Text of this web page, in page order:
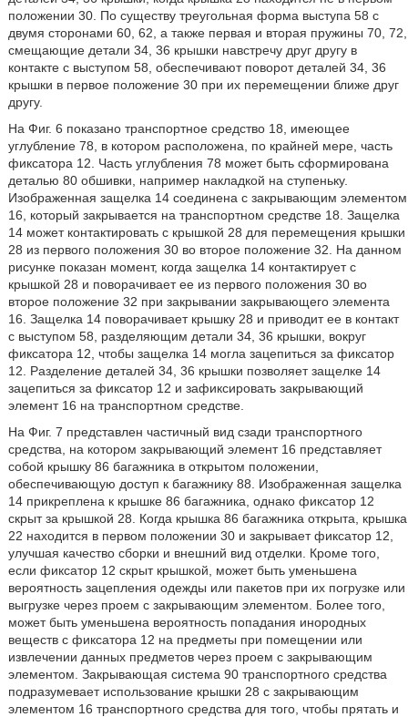
положении 30. По существу треугольная форма выступа 58 с
двумя сторонами 60, 62, а также первая и вторая пружины 70, 72,
смещающие детали 34, 36 крышки навстречу друг другу в
контакте с выступом 58, обеспечивают поворот деталей 34, 36
крышки в первое положение 30 при их перемещении ближе друг
другу.
На Фиг. 6 показано транспортное средство 18, имеющее
углубление 78, в котором расположена, по крайней мере, часть
фиксатора 12. Часть углубления 78 может быть сформирована
деталью 80 обшивки, например накладкой на ступеньку.
Изображенная защелка 14 соединена с закрывающим элементом
16, который закрывается на транспортном средстве 18. Защелка
14 может контактировать с крышкой 28 для перемещения крышки
28 из первого положения 30 во второе положение 32. На данном
рисунке показан момент, когда защелка 14 контактирует с
крышкой 28 и поворачивает ее из первого положения 30 во
второе положение 32 при закрывании закрывающего элемента
16. Защелка 14 поворачивает крышку 28 и приводит ее в контакт
с выступом 58, разделяющим детали 34, 36 крышки, вокруг
фиксатора 12, чтобы защелка 14 могла зацепиться за фиксатор
12. Разделение деталей 34, 36 крышки позволяет защелке 14
зацепиться за фиксатор 12 и зафиксировать закрывающий
элемент 16 на транспортном средстве.
На Фиг. 7 представлен частичный вид сзади транспортного
средства, на котором закрывающий элемент 16 представляет
собой крышку 86 багажника в открытом положении,
обеспечивающую доступ к багажнику 88. Изображенная защелка
14 прикреплена к крышке 86 багажника, однако фиксатор 12
скрыт за крышкой 28. Когда крышка 86 багажника открыта, крышка
22 находится в первом положении 30 и закрывает фиксатор 12,
улучшая качество сборки и внешний вид отделки. Кроме того,
если фиксатор 12 скрыт крышкой, может быть уменьшена
вероятность зацепления одежды или пакетов при их погрузке или
выгрузке через проем с закрывающим элементом. Более того,
может быть уменьшена вероятность попадания инородных
веществ с фиксатора 12 на предметы при помещении или
извлечении данных предметов через проем с закрывающим
элементом. Закрывающая система 90 транспортного средства
подразумевает использование крышки 28 с закрывающим
элементом 16 транспортного средства для того, чтобы прятать и